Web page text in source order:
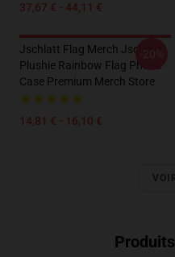
37,67 € - 44,11 €
Jschlatt Flag Merch Jschlatt
Plushie Rainbow Flag Phone
Case Premium Merch Store
14,81 € - 16,10 €
-20%